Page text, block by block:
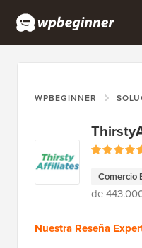
WPBEGINNER
Comercio
de
Nuestra Reseña